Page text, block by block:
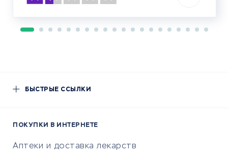
БЫСТРЫЕ ССЫЛКИ
ПОКУПКИ В ИНТЕРНЕТЕ
Аптеки и доставка лекарств